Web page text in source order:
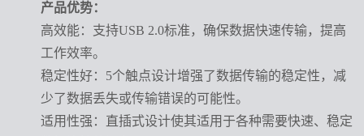
产品优势：
高效能：支持USB 2.0标准，确保数据快速传输，提高
工作效率。
稳定性好： 5个触点设计增强了数据传输的稳定性，减
少了数据丢失或传输错误的可能性。
适用性强：直插式设计使其适用于各种需要快速、稳定